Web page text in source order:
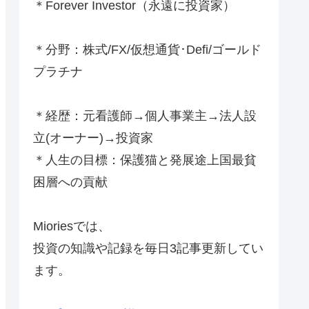
＊Forever Investor （永遠に投資家）
＊分野：株式/FX/仮想通貨･Defi/ゴールド
プラチナ
＊経歴：元看護師→個人事業主→法人設
立(オーナー)→投資家
＊人生の目標：保護猫と発展途上国最貧
困層への貢献
Mioriesでは、
投資の知識や記録を毎日3記事更新してい
ます。